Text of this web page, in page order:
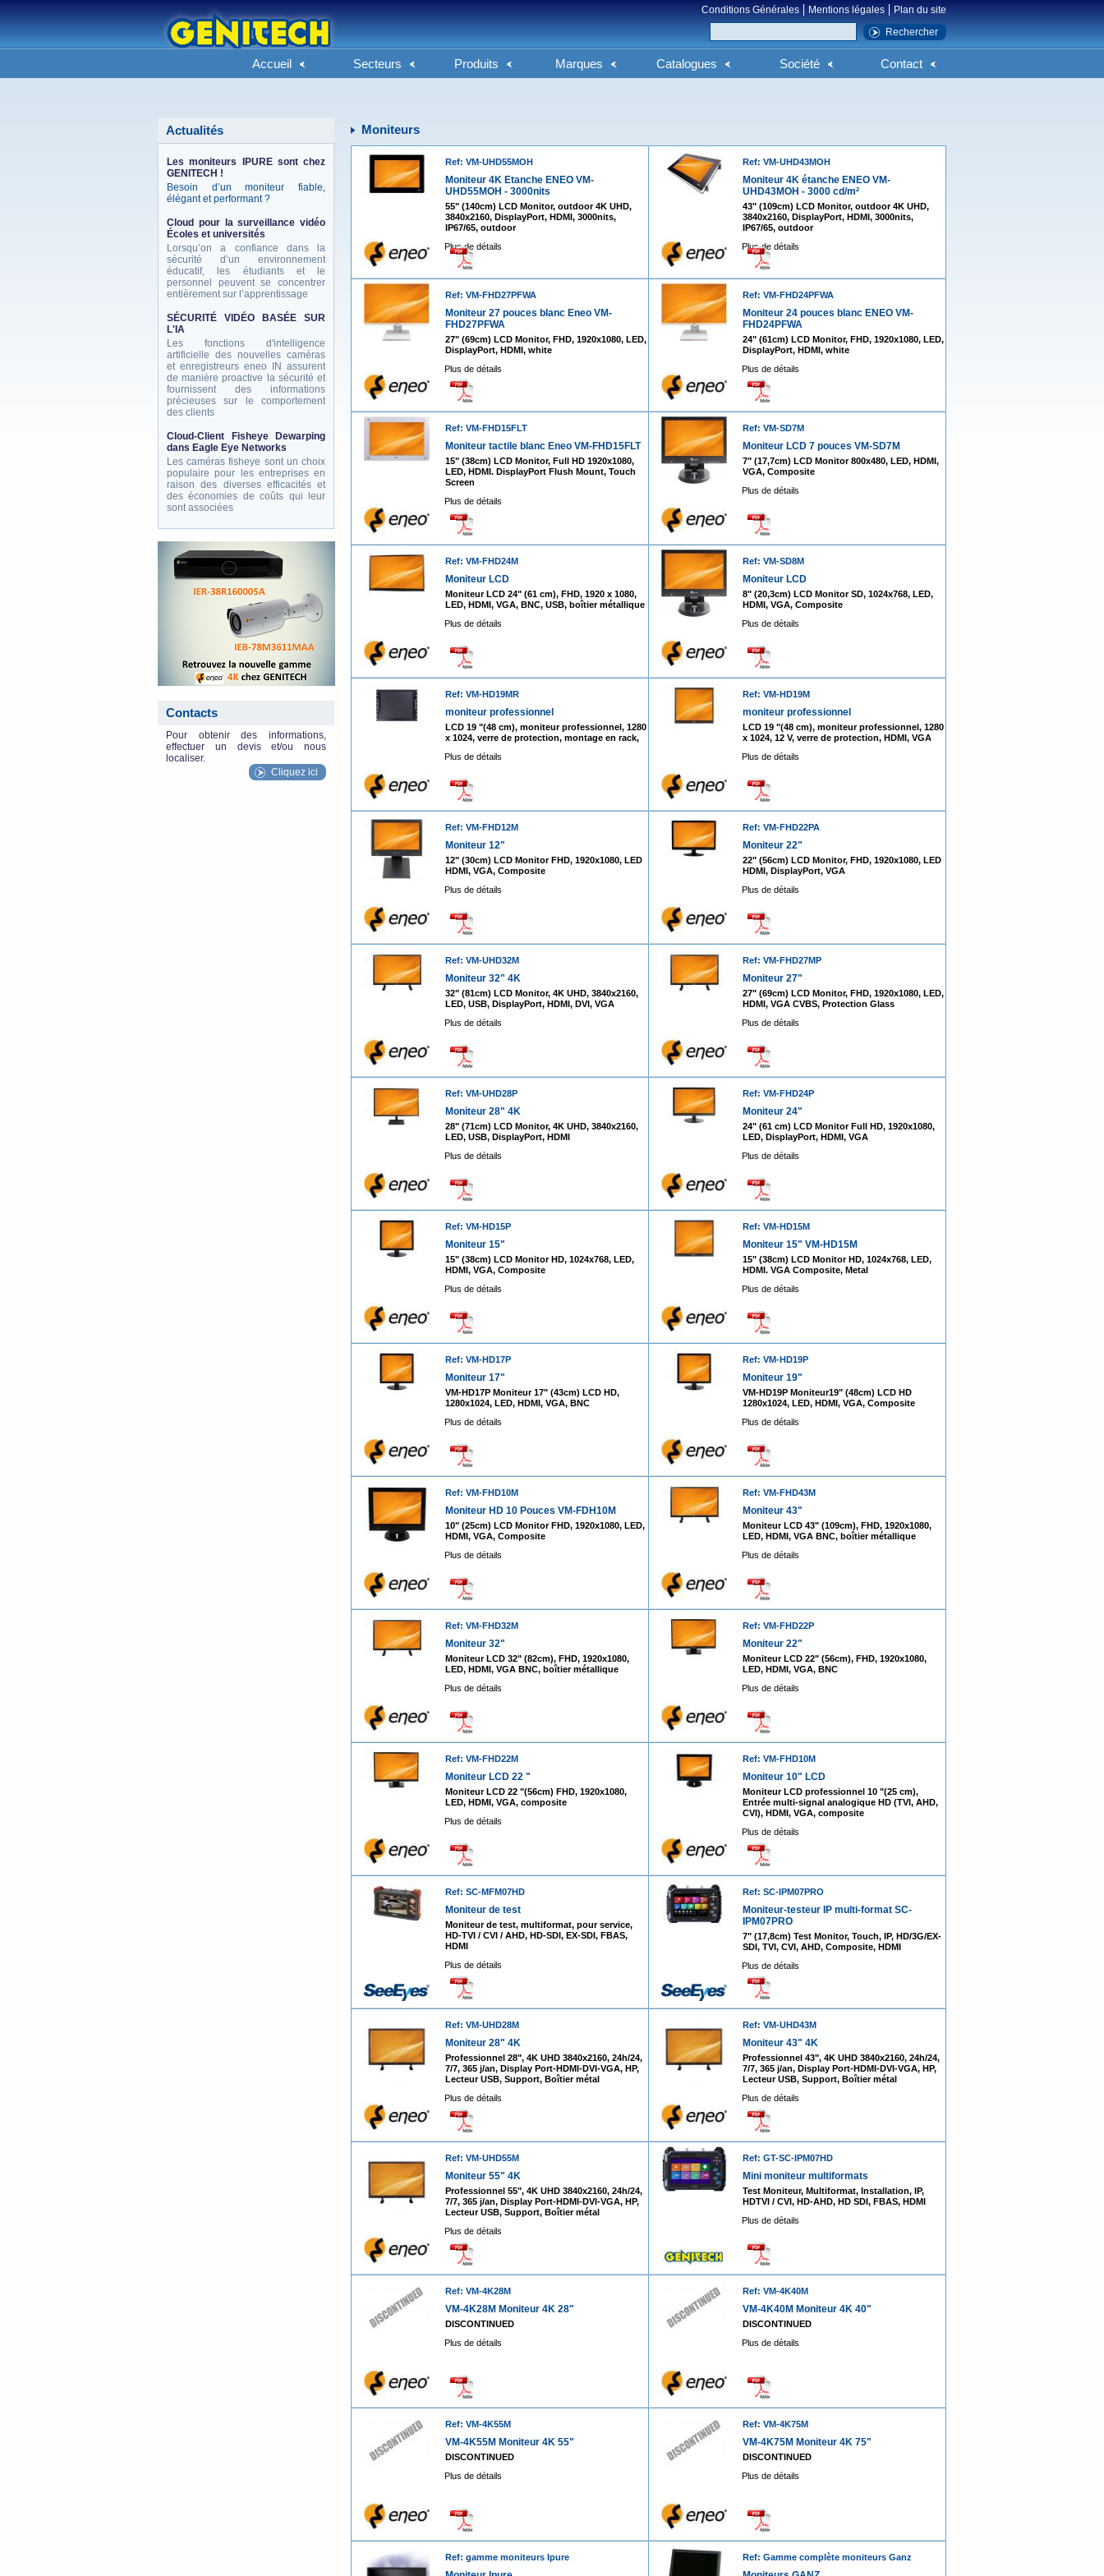
Conditions Générales Mentions légales Plan du site
Accueil Secteurs Produits Marques Catalogues Société Contact
Actualités
Les moniteurs IPURE sont chez
GENITECH !
Besoin d’un moniteur fiable,
élégant et performant ?
Cloud pour la surveillance vidéo
Écoles et universités
Lorsqu’on a confiance dans la
sécurité d’un environnement
éducatif, les étudiants et le
personnel peuvent se concentrer
entièrement sur l’apprentissage
SÉCURITÉ VIDÉO BASÉE SUR
L'IA
Les fonctions d'intelligence
artificielle des nouvelles caméras
et enregistreurs eneo IN assurent
de manière proactive la sécurité et
fournissent des informations
précieuses sur le comportement
des clients
Cloud-Client Fisheye Dewarping
dans Eagle Eye Networks
Les caméras fisheye sont un choix
populaire pour les entreprises en
raison des diverses efficacités et
des économies de coûts qui leur
sont associées
Contacts
Pour obtenir des informations,
effectuer un devis et/ou nous
localiser.
Cliquez ici
Moniteurs
Ref: VM-UHD55MOH
Moniteur 4K Etanche ENEO VM-
UHD55MOH - 3000nits
55" (140cm) LCD Monitor, outdoor 4K UHD,
3840x2160, DisplayPort, HDMI, 3000nits,
IP67/65, outdoor
Plus de détails
Ref: VM-UHD43MOH
Moniteur 4K étanche ENEO VM-
UHD43MOH - 3000 cd/m²
43" (109cm) LCD Monitor, outdoor 4K UHD,
3840x2160, DisplayPort, HDMI, 3000nits,
IP67/65, outdoor
Plus de détails
Ref: VM-FHD27PFWA
Moniteur 27 pouces blanc Eneo VM-
FHD27PFWA
27" (69cm) LCD Monitor, FHD, 1920x1080, LED,
DisplayPort, HDMI, white
Plus de détails
Ref: VM-FHD24PFWA
Moniteur 24 pouces blanc ENEO VM-
FHD24PFWA
24" (61cm) LCD Monitor, FHD, 1920x1080, LED,
DisplayPort, HDMI, white
Plus de détails
Ref: VM-FHD15FLT
Moniteur tactile blanc Eneo VM-FHD15FLT
15" (38cm) LCD Monitor, Full HD 1920x1080,
LED, HDMI. DisplayPort Flush Mount, Touch
Screen
Plus de détails
Ref: VM-SD7M
Moniteur LCD 7 pouces VM-SD7M
7" (17,7cm) LCD Monitor 800x480, LED, HDMI,
VGA, Composite
Plus de détails
Ref: VM-FHD24M
Moniteur LCD
Moniteur LCD 24" (61 cm), FHD, 1920 x 1080,
LED, HDMI, VGA, BNC, USB, boîtier métallique
Plus de détails
Ref: VM-SD8M
Moniteur LCD
8" (20,3cm) LCD Monitor SD, 1024x768, LED,
HDMI, VGA, Composite
Plus de détails
Ref: VM-HD19MR
moniteur professionnel
LCD 19 "(48 cm), moniteur professionnel, 1280
x 1024, verre de protection, montage en rack,
Plus de détails
Ref: VM-HD19M
moniteur professionnel
LCD 19 "(48 cm), moniteur professionnel, 1280
x 1024, 12 V, verre de protection, HDMI, VGA
Plus de détails
Ref: VM-FHD12M
Moniteur 12"
12" (30cm) LCD Monitor FHD, 1920x1080, LED
HDMI, VGA, Composite
Plus de détails
Ref: VM-FHD22PA
Moniteur 22"
22" (56cm) LCD Monitor, FHD, 1920x1080, LED
HDMI, DisplayPort, VGA
Plus de détails
Ref: VM-UHD32M
Moniteur 32" 4K
32" (81cm) LCD Monitor, 4K UHD, 3840x2160,
LED, USB, DisplayPort, HDMI, DVI, VGA
Plus de détails
Ref: VM-FHD27MP
Moniteur 27"
27" (69cm) LCD Monitor, FHD, 1920x1080, LED,
HDMI, VGA CVBS, Protection Glass
Plus de détails
Ref: VM-UHD28P
Moniteur 28" 4K
28" (71cm) LCD Monitor, 4K UHD, 3840x2160,
LED, USB, DisplayPort, HDMI
Plus de détails
Ref: VM-FHD24P
Moniteur 24"
24" (61 cm) LCD Monitor Full HD, 1920x1080,
LED, DisplayPort, HDMI, VGA
Plus de détails
Ref: VM-HD15P
Moniteur 15"
15" (38cm) LCD Monitor HD, 1024x768, LED,
HDMI, VGA, Composite
Plus de détails
Ref: VM-HD15M
Moniteur 15" VM-HD15M
15" (38cm) LCD Monitor HD, 1024x768, LED,
HDMI. VGA Composite, Metal
Plus de détails
Ref: VM-HD17P
Moniteur 17"
VM-HD17P Moniteur 17" (43cm) LCD HD,
1280x1024, LED, HDMI, VGA, BNC
Plus de détails
Ref: VM-HD19P
Moniteur 19"
VM-HD19P Moniteur19" (48cm) LCD HD
1280x1024, LED, HDMI, VGA, Composite
Plus de détails
Ref: VM-FHD10M
Moniteur HD 10 Pouces VM-FDH10M
10" (25cm) LCD Monitor FHD, 1920x1080, LED,
HDMI, VGA, Composite
Plus de détails
Ref: VM-FHD43M
Moniteur 43"
Moniteur LCD 43" (109cm), FHD, 1920x1080,
LED, HDMI, VGA BNC, boîtier métallique
Plus de détails
Ref: VM-FHD32M
Moniteur 32"
Moniteur LCD 32" (82cm), FHD, 1920x1080,
LED, HDMI, VGA BNC, boîtier métallique
Plus de détails
Ref: VM-FHD22P
Moniteur 22"
Moniteur LCD 22" (56cm), FHD, 1920x1080,
LED, HDMI, VGA, BNC
Plus de détails
Ref: VM-FHD22M
Moniteur LCD 22 "
Moniteur LCD 22 "(56cm) FHD, 1920x1080,
LED, HDMI, VGA, composite
Plus de détails
Ref: VM-FHD10M
Moniteur 10" LCD
Moniteur LCD professionnel 10 "(25 cm),
Entrée multi-signal analogique HD (TVI, AHD,
CVI), HDMI, VGA, composite
Plus de détails
Ref: SC-MFM07HD
Moniteur de test
Moniteur de test, multiformat, pour service,
HD-TVI / CVI / AHD, HD-SDI, EX-SDI, FBAS,
HDMI
Plus de détails
Ref: SC-IPM07PRO
Moniteur-testeur IP multi-format SC-
IPM07PRO
7" (17,8cm) Test Monitor, Touch, IP, HD/3G/EX-
SDI, TVI, CVI, AHD, Composite, HDMI
Plus de détails
Ref: VM-UHD28M
Moniteur 28" 4K
Professionnel 28", 4K UHD 3840x2160, 24h/24,
7/7, 365 j/an, Display Port-HDMI-DVI-VGA, HP,
Lecteur USB, Support, Boîtier métal
Plus de détails
Ref: VM-UHD43M
Moniteur 43" 4K
Professionnel 43", 4K UHD 3840x2160, 24h/24,
7/7, 365 j/an, Display Port-HDMI-DVI-VGA, HP,
Lecteur USB, Support, Boîtier métal
Plus de détails
Ref: VM-UHD55M
Moniteur 55" 4K
Professionnel 55", 4K UHD 3840x2160, 24h/24,
7/7, 365 j/an, Display Port-HDMI-DVI-VGA, HP,
Lecteur USB, Support, Boîtier métal
Plus de détails
Ref: GT-SC-IPM07HD
Mini moniteur multiformats
Test Moniteur, Multiformat, Installation, IP,
HDTVI / CVI, HD-AHD, HD SDI, FBAS, HDMI
Plus de détails
Ref: VM-4K28M
VM-4K28M Moniteur 4K 28"
DISCONTINUED
Plus de détails
Ref: VM-4K40M
VM-4K40M Moniteur 4K 40"
DISCONTINUED
Plus de détails
Ref: VM-4K55M
VM-4K55M Moniteur 4K 55"
DISCONTINUED
Plus de détails
Ref: VM-4K75M
VM-4K75M Moniteur 4K 75"
DISCONTINUED
Plus de détails
Ref: gamme moniteurs Ipure Ref: Gamme complète moniteurs Ganz